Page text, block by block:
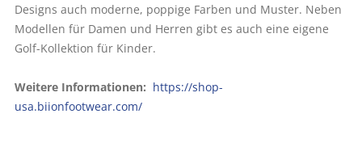
Designs auch moderne, poppige Farben und Muster. Neben
Modellen für Damen und Herren gibt es auch eine eigene
Golf-Kollektion für Kinder.
Weitere Informationen: https://shop-
usa.biionfootwear.com/